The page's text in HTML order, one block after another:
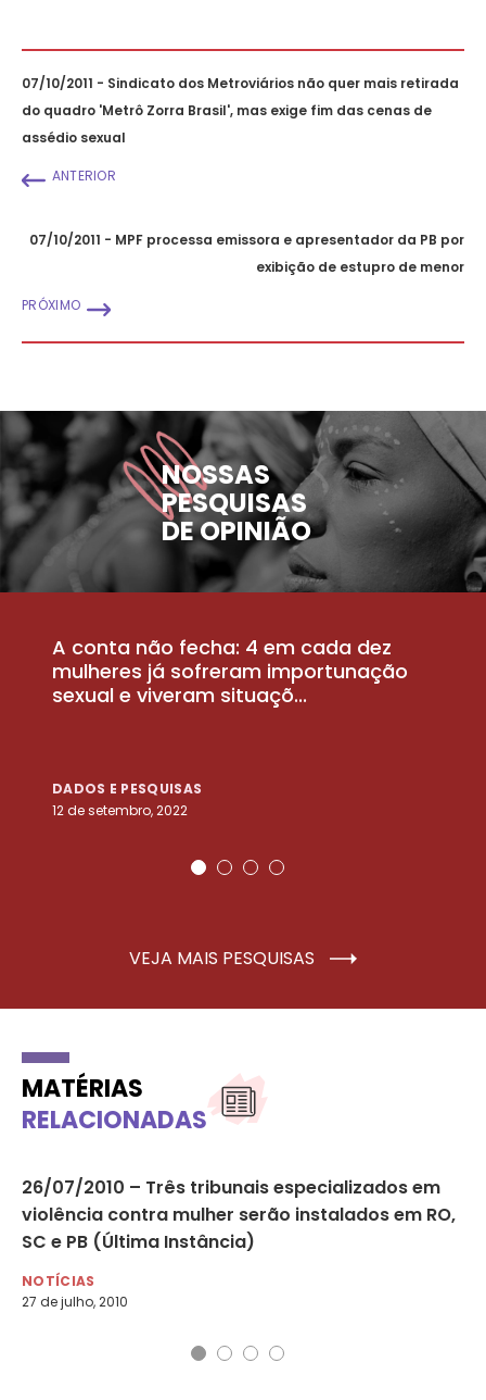
07/10/2011 - Sindicato dos Metroviários não quer mais retirada
do quadro 'Metrô Zorra Brasil', mas exige fim das cenas de
assédio sexual
ANTERIOR
07/10/2011 - MPF processa emissora e apresentador da PB por
exibição de estupro de menor
PRÓXIMO
NOSSAS
PESQUISAS
DE OPINIÃO
A conta não fecha: 4 em cada dez
mulheres já sofreram importunação
sexual e viveram situaçõ...
DADOS E PESQUISAS
12 de setembro, 2022
VEJA MAIS PESQUISAS
MATÉRIAS
RELACIONADAS
26/07/2010 – Três tribunais especializados em
violência contra mulher serão instalados em RO,
SC e PB (Última Instância)
NOTÍCIAS
27 de julho, 2010